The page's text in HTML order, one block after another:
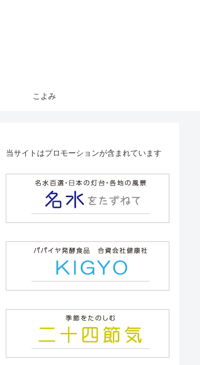
こよみ
当サイトはプロモーションが含まれています